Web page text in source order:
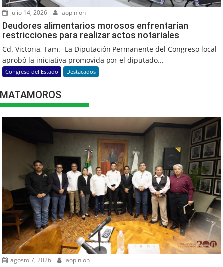
julio 14, 2026 laopinion
Deudores alimentarios morosos enfrentarían
restricciones para realizar actos notariales
Cd. Victoria, Tam.- La Diputación Permanente del Congreso local
aprobó la iniciativa promovida por el diputado...
Congreso del Estado Destacados
MATAMOROS
agosto 7, 2026 laopinion